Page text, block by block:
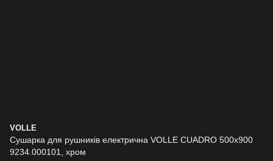
VOLLE
Сушарка для рушників електрична VOLLE CUADRO 500x900
9234.000101, хром